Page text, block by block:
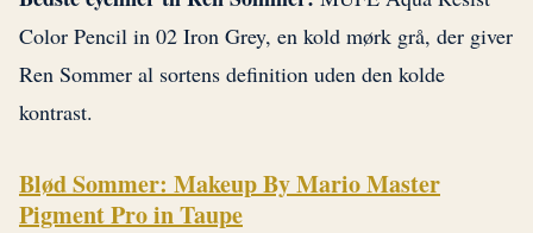
Color Pencil in 02 Iron Grey, en kold mørk grå, der giver
Ren Sommer al sortens definition uden den kolde
kontrast.
Blød Sommer: Makeup By Mario Master
Pigment Pro in Taupe